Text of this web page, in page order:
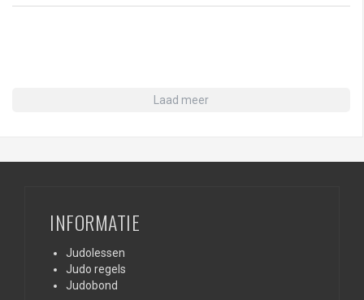
Laad meer
INFORMATIE
Judolessen
Judo regels
Judobond